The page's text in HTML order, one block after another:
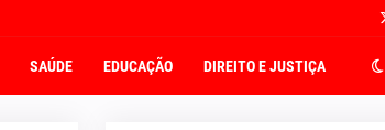
SAÚDE EDUCAÇÃO DIREITO E JUSTIÇA